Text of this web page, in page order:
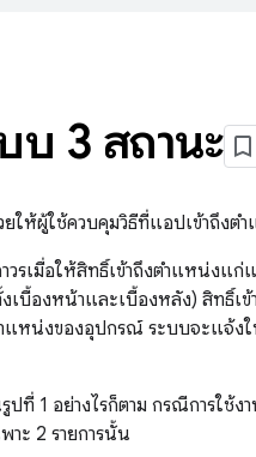
บ 3 สถานะ
ให้ผู้ใช้ควบคุมวิธีที่แอปเข้าถึงต
รเมื่อให้สิทธิ์เข้าถึงตำแหน่งแก่
เบื้องหน้าและเบื้องหลัง) สิทธิ์
แหน่งของอุปกรณ์ ระบบจะแจ้ง
ที่ 1 อย่างไรก็ตาม กรณีการใช้
าะ 2 รายการนั้น